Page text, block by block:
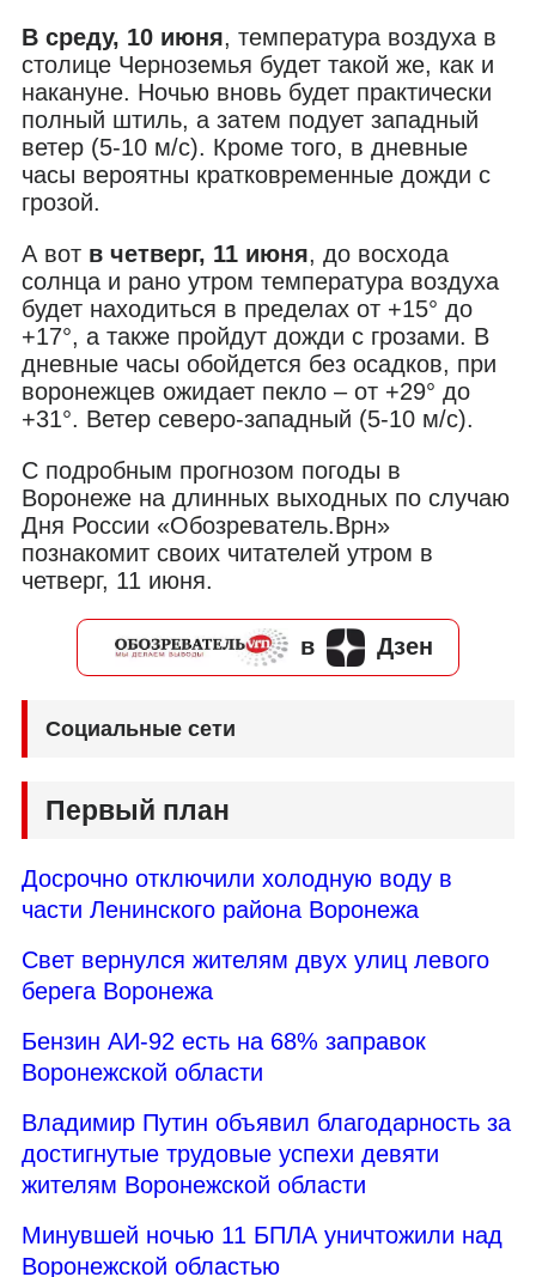
В среду, 10 июня, температура воздуха в
столице Черноземья будет такой же, как и
накануне. Ночью вновь будет практически
полный штиль, а затем подует западный
ветер (5-10 м/с). Кроме того, в дневные
часы вероятны кратковременные дожди с
грозой.
А вот в четверг, 11 июня, до восхода
солнца и рано утром температура воздуха
будет находиться в пределах от +15° до
+17°, а также пройдут дожди с грозами. В
дневные часы обойдется без осадков, при
воронежцев ожидает пекло – от +29° до
+31°. Ветер северо-западный (5-10 м/с).
С подробным прогнозом погоды в
Воронеже на длинных выходных по случаю
Дня России «Обозреватель.Врн»
познакомит своих читателей утром в
четверг, 11 июня.
в Дзен
Социальные сети
Первый план
Досрочно отключили холодную воду в
части Ленинского района Воронежа
Свет вернулся жителям двух улиц левого
берега Воронежа
Бензин АИ-92 есть на 68% заправок
Воронежской области
Владимир Путин объявил благодарность за
достигнутые трудовые успехи девяти
жителям Воронежской области
Минувшей ночью 11 БПЛА уничтожили над
Воронежской областью